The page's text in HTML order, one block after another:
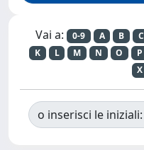
Vai a: 0-9 A B C
K
L M N O P
X
o inserisci le iniziali: